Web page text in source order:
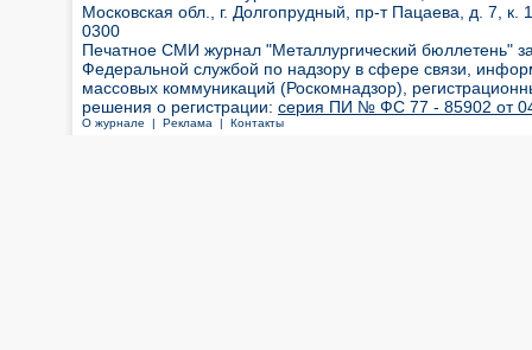
Московская обл., г. Долгопрудный, пр-т Пацаева, д. 7,
0300
Печатное СМИ журнал "Металлургический бюллетень"
Федеральной службой по надзору в сфере связи,
массовых коммуникаций (Роскомнадзор),
решения о регистрации: серия ПИ № ФС 77 - 85902 от 04
О журнале | Реклама | Контакты